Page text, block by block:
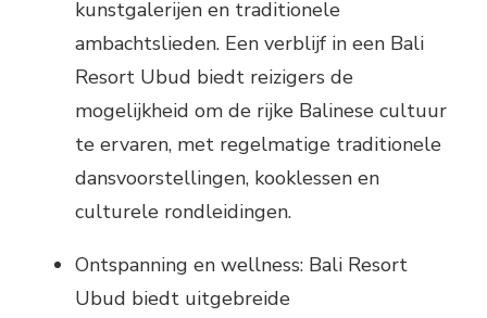
kunstgalerijen en traditionele
ambachtslieden. Een verblijf in een Bali
Resort Ubud biedt reizigers de
mogelijkheid om de rijke Balinese cultuur
te ervaren, met regelmatige traditionele
dansvoorstellingen, kooklessen en
culturele rondleidingen.
Ontspanning en wellness: Bali Resort
Ubud biedt uitgebreide